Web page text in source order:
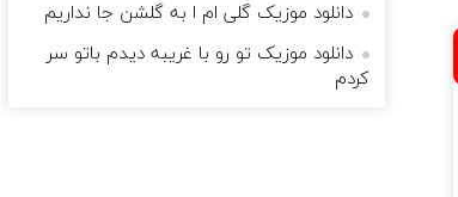
دانلود موزیک گلی ام ا به گلشن جا نداریم
دانلود موزیک تو رو با غریبه دیدم باتو سر
کردم